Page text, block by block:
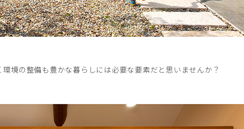
境の整備も豊かな暮らしには必要な要素だと思いませんか？